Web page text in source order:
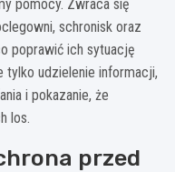
pomocy. Zwraca się
schronisk oraz
poprawić ich sytuację
tylko udzielenie informacji,
i pokazanie, że
los.
przed